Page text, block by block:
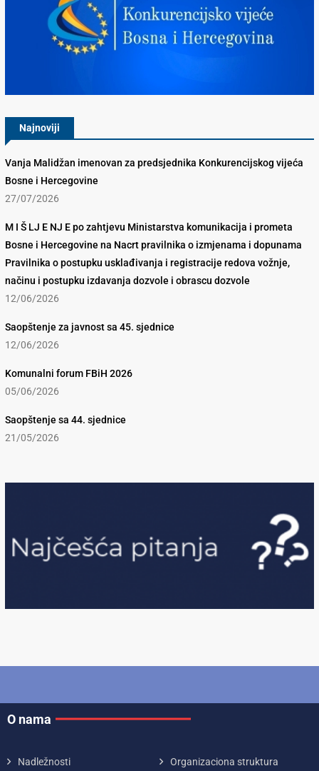
Najnoviji
Vanja Malidžan imenovan za predsjednika Konkurencijskog vijeća
Bosne i Hercegovine
27/07/2026
M I Š LJ E NJ E po zahtjevu Ministarstva komunikacija i prometa
Bosne i Hercegovine na Nacrt pravilnika o izmjenama i dopunama
Pravilnika o postupku usklađivanja i registracije redova vožnje,
načinu i postupku izdavanja dozvole i obrascu dozvole
12/06/2026
Saopštenje za javnost sa 45. sjednice
12/06/2026
Komunalni forum FBiH 2026
05/06/2026
Saopštenje sa 44. sjednice
21/05/2026
O nama
Nadležnosti Organizaciona struktura